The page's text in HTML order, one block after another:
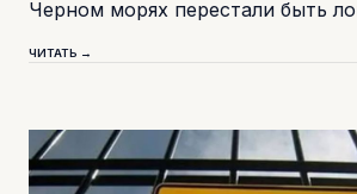
Черном морях перестали быть
ЧИТАТЬ →